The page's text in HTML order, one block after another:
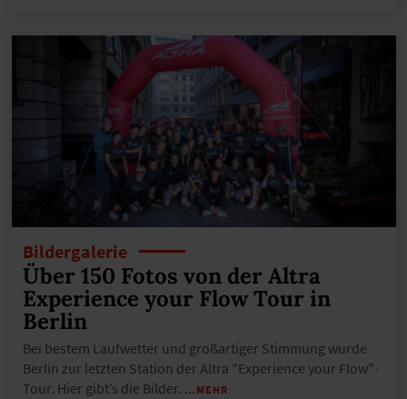
Bildergalerie
Über 150 Fotos von der Altra
Experience your Flow Tour in
Berlin
Bei bestem Laufwetter und großartiger Stimmung wurde
Berlin zur letzten Station der Altra "Experience your Flow"-
Tour. Hier gibt’s die Bilder. …MEHR